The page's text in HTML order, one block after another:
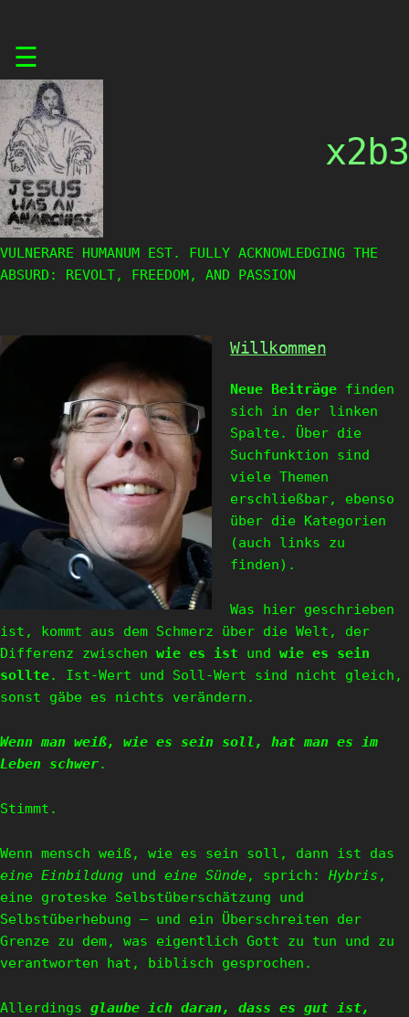
content
☰
x2b3
VULNERARE HUMANUM EST. FULLY ACKNOWLEDGING THE
ABSURD: REVOLT, FREEDOM, AND PASSION
Willkommen
Neue Beiträge finden
sich in der linken
Spalte. Über die
Suchfunktion sind
viele Themen
erschließbar, ebenso
über die Kategorien
(auch links zu
finden).
Was hier geschrieben
ist, kommt aus dem Schmerz über die Welt, der
Differenz zwischen wie es ist und wie es sein
sollte. Ist-Wert und Soll-Wert sind nicht gleich,
sonst gäbe es nichts verändern.
Wenn man weiß, wie es sein soll, hat man es im
Leben schwer.
Stimmt.
Wenn mensch weiß, wie es sein soll, dann ist das
eine Einbildung und eine Sünde, sprich: Hybris ,
eine groteske Selbstüberschätzung und
Selbstüberhebung – und ein Überschreiten der
Grenze zu dem, was eigentlich Gott zu tun und zu
verantworten hat, biblisch gesprochen.
Allerdings glaube ich daran, dass es gut ist,